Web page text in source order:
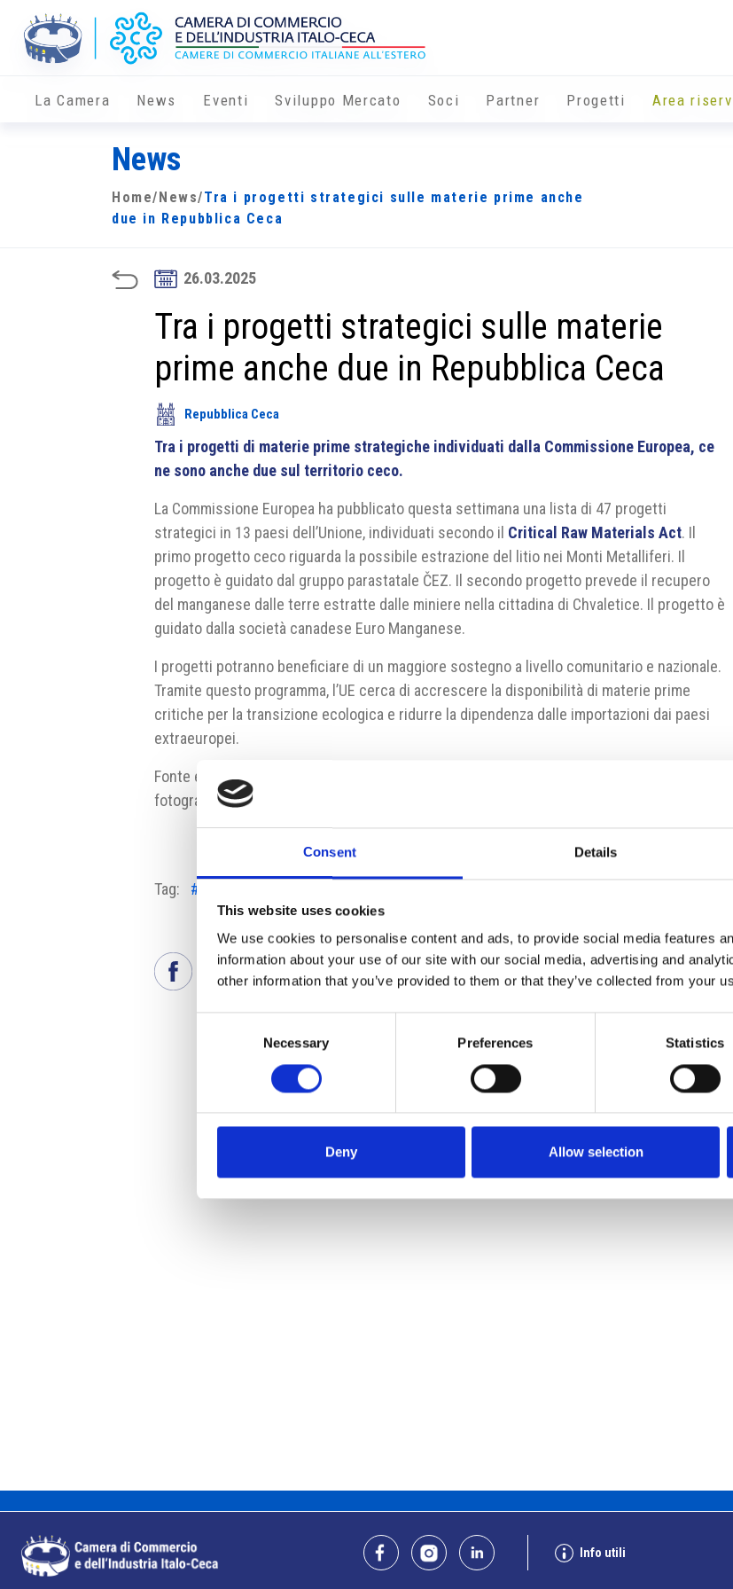
Consent Details
This website uses cookies
We use cookies to personalise content and ads, to provide social media features
information about your use of our site with our social media, advertising and
other information that you’ve provided to them or that they’ve collected from your
Necessary Preferences Statistics
Deny Allow selection
La Camera News Eventi Sviluppo Mercato Soci Partner Progetti Area
News
Home/ News/Tra i progetti strategici sulle materie prime anche
due in Repubblica Ceca
26.03.2025
Tra i progetti strategici sulle materie
prime anche due in Repubblica Ceca
Repubblica Ceca
Tra i progetti di materie prime strategiche individuati dalla Commissione Europea, ce
ne sono anche due sul territorio ceco.
La Commissione Europea ha pubblicato questa settimana una lista di 47 progetti
strategici in 13 paesi dell’Unione, individuati secondo il Critical Raw Materials Act. Il
primo progetto ceco riguarda la possibile estrazione del litio nei Monti Metalliferi. Il
progetto è guidato dal gruppo parastatale ČEZ. Il secondo progetto prevede il recupero
del manganese dalle terre estratte dalle miniere nella cittadina di Chvaletice. Il progetto è
guidato dalla società canadese Euro Manganese.
I progetti potranno beneficiare di un maggiore sostegno a livello comunitario e nazionale.
Tramite questo programma, l’UE cerca di accrescere la disponibilità di materie prime
critiche per la transizione ecologica e ridurre la dipendenza dalle importazioni dai paesi
extraeuropei.
Fonte e fonte
fotografia:https://ec.europa.eu/commission/presscorner/detail/en/ip_25_864
Tag: #materie prime
Info utili